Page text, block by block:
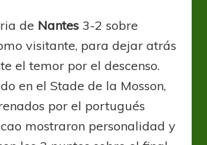
de Nantes 3-2 sobre
visitante, para dejar atrás
el temor por el descenso.
en el Stade de la Mosson,
por el portugués
mostraron personalidad y